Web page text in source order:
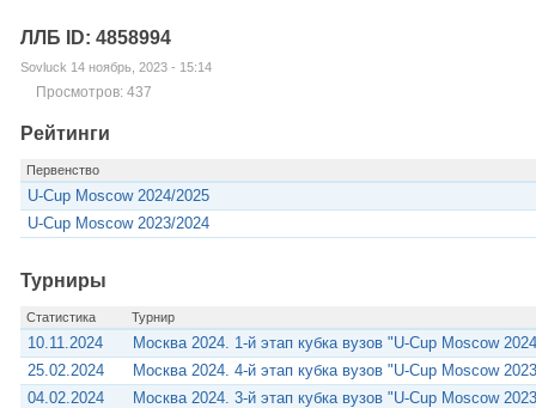
ЛЛБ ID: 4858994
Sovluck 14 ноябрь, 2023 - 15:14
Просмотров: 437
Рейтинги
Первенство
U-Cup Moscow 2024/2025
U-Cup Moscow 2023/2024
Турниры
Статистика Турнир
10.11.2024
Москва 2024. 1-й этап кубка вузов "U-Cup Moscow
25.02.2024
Москва 2024. 4-й этап кубка вузов "U-Cup Moscow
04.02.2024
Москва 2024. 3-й этап кубка вузов "U-Cup Moscow